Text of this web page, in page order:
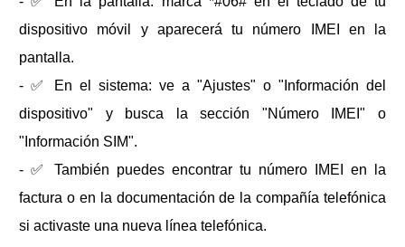
dispositivo móvil y aparecerá tu número IMEI en la
pantalla.
- ✅ En el sistema: ve a "Ajustes" o "Información del
dispositivo" y busca la sección "Número IMEI" o
"Información SIM".
- ✅ También puedes encontrar tu número IMEI en la
factura o en la documentación de la compañía telefónica
si activaste una nueva línea telefónica.